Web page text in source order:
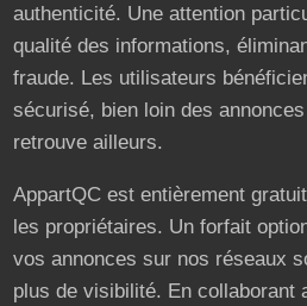
authenticité. Une attention
qualité des informations,
fraude. Les utilisateurs
sécurisé, bien loin des annonces
retrouve ailleurs.
AppartQC est entièrement
les propriétaires. Un forfait
vos annonces sur nos réseaux
plus de visibilité. En collaborant